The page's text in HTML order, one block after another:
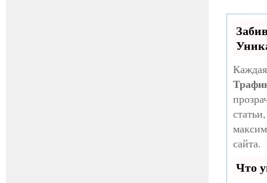
сайта.
Что